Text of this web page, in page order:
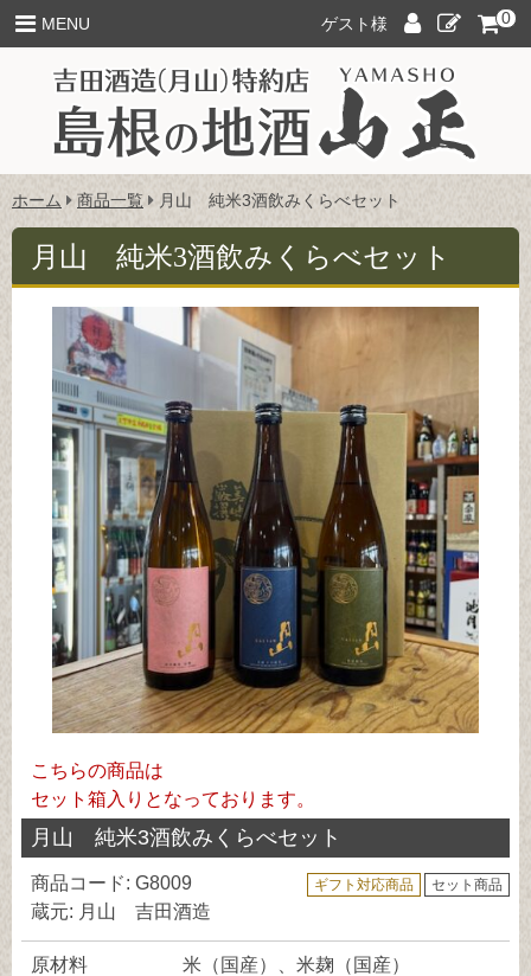
このページの本文へゲスト様
ロ
ン
新
0
MENU
こ
の
ホーム 商品一覧 月山 純米3酒飲みくらべセット
月山 純米3酒飲みくらべセット
こちらの商品は
セット箱入りとなっております。
月山 純米3酒飲みくらべセット
商品コード: G8009
蔵元: 月山 吉田酒造
ギフト対応商品 セット商品
原材料
米（国産）、米麹（国産）